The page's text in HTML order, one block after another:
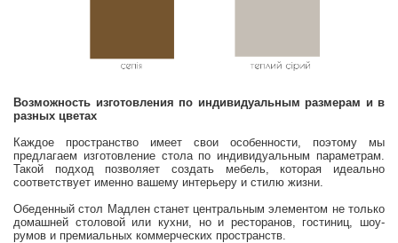
Возможность изготовления по индивидуальным размерам и в
разных цветах
Каждое пространство имеет свои особенности, поэтому мы
предлагаем изготовление стола по индивидуальным параметрам.
Такой подход позволяет создать мебель, которая идеально
соответствует именно вашему интерьеру и стилю жизни.
Обеденный стол Мадлен станет центральным элементом не только
домашней столовой или кухни, но и ресторанов, гостиниц, шоу-
румов и премиальных коммерческих пространств.